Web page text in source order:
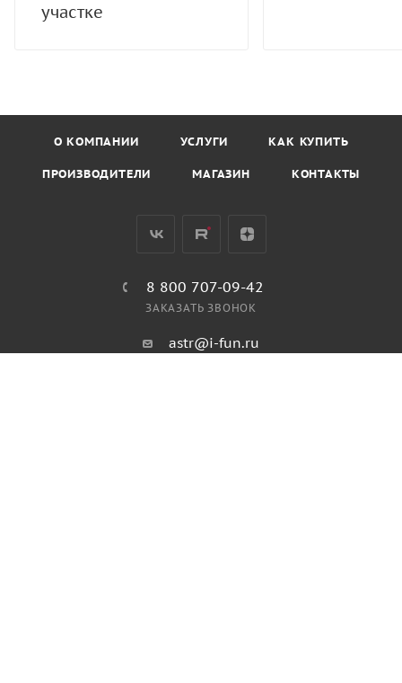
участке
О КОМПАНИИ УСЛУГИ КАК КУПИТЬ
ПРОИЗВОДИТЕЛИ МАГАЗИН КОНТАКТЫ
8 800 707-09-42
ЗАКАЗАТЬ ЗВОНОК
astr@i-fun.ru